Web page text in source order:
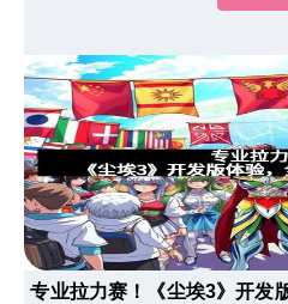
专业拉力赛！《尘埃3》开发